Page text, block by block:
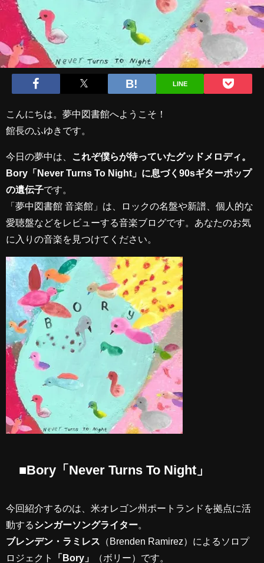
LINE
こんにちは。夢中図書館へようこそ！
館長のふゆきです。
今日の夢中は、
これぞ僕らが待っていたグッドメロディ。
Bory「Never Turns To Night」に息づく90sギターポップ
の遺伝子です。
「夢中図書館 音楽館」は、ロックの名盤や新譜、個人的な
愛聴盤などをレビューする音楽ブログです。あなたのお気
に入りの音楽を見つけてください。
■Bory「Never Turns To Night」
今回紹介するのは、米オレゴン州ポートランドを拠点に活
動するシンガーソングライター
ブレンデン・ラミレス
（Brenden Ramirez）によるソロプ
ロジェクト
「Bory」 （ボリー）です。